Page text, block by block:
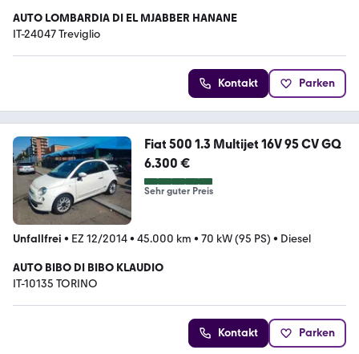
AUTO LOMBARDIA DI EL MJABBER HANANE
IT-24047 Treviglio
Kontakt Parken
Fiat 500 1.3 Multijet 16V 95 CV GQ
6.300 €
Sehr guter Preis
Unfallfrei • EZ 12/2014• 45.000 km • 70 kW (95 PS) • Diesel
AUTO BIBO DI BIBO KLAUDIO
IT-10135 TORINO
Kontakt Parken